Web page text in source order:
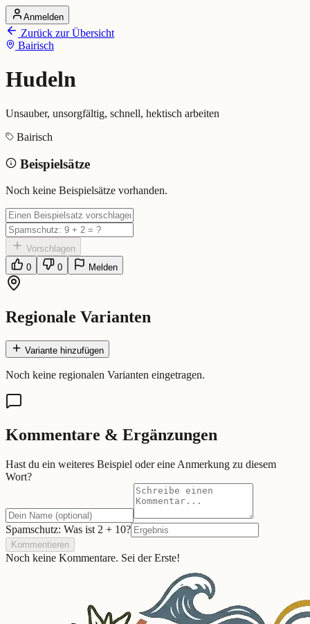
Startseite
Alle Dialekte
Dialekte vergleichen
Dialekt-Karte
Ranking
Hudeln (Bairisch)
Bedeutung: Unsauber, unsorgfältig, schnell, hektisch arbeiten
Eingereicht von: Mundwerk Team
Anmelden
Zurück zur Übersicht
Bairisch
Hudeln
Unsauber, unsorgfältig, schnell, hektisch arbeiten
Bairisch
Beispielsätze
Noch keine Beispielsätze vorhanden.
Vorschlagen
0
0 Melden
Regionale Varianten
Variante hinzufügen
Noch keine regionalen Varianten eingetragen.
Kommentare & Ergänzungen
Hast du ein weiteres Beispiel oder eine Anmerkung zu diesem
Wort?
Spamschutz: Was ist 2 + 10?
Kommentieren
Noch keine Kommentare. Sei der Erste!